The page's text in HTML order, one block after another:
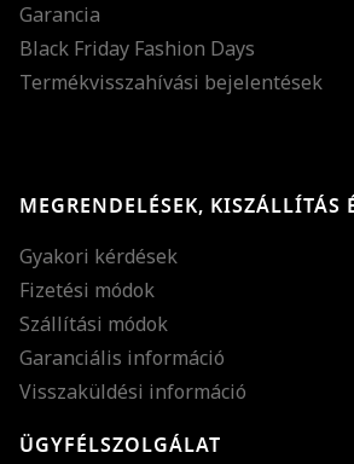
Garancia
Black Friday Fashion Days
Termékvisszahívási bejelentések
MEGRENDELÉSEK, KISZÁLLÍTÁS
Gyakori kérdések
Fizetési módok
Szállítási módok
Garanciális információ
Visszaküldési információ
ÜGYFÉLSZOLGÁLAT